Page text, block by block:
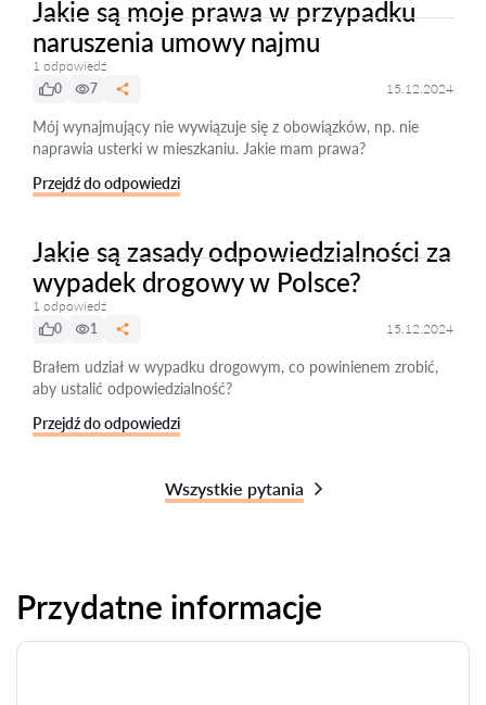
Jakie są moje prawa w przypadku
naruszenia umowy najmu
1 odpowiedź
0
7 15.12.2024
Mój wynajmujący nie wywiązuje się z obowiązków, np. nie
naprawia usterki w mieszkaniu. Jakie mam prawa?
Przejdź do odpowiedzi
Jakie są zasady odpowiedzialności za
wypadek drogowy w Polsce?
1 odpowiedź
0
1 15.12.2024
Brałem udział w wypadku drogowym, co powinienem zrobić,
aby ustalić odpowiedzialność?
Przejdź do odpowiedzi
Wszystkie pytania
Przydatne informacje